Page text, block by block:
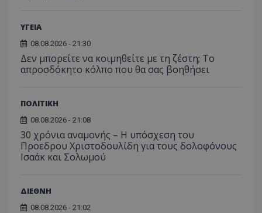
ΥΓΕΙΑ
08.08.2026 - 21:30
Δεν μπορείτε να κοιμηθείτε με τη ζέστη; Το
απροσδόκητο κόλπο που θα σας βοηθήσει
ΠΟΛΙΤΙΚΗ
08.08.2026 - 21:08
30 χρόνια αναμονής – Η υπόσχεση του
Προεδρου Χριστοδουλίδη για τους δολοφόνους
Ισαάκ και Σολωμού
ΔΙΕΘΝΗ
08.08.2026 - 21:02